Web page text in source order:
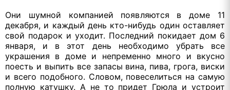
Они шумной компанией появляются в доме 11
декабря, и каждый день кто-нибудь один оставляет
свой подарок и уходит. Последний покидает дом 6
января, и в этот день необходимо убрать все
украшения в доме и непременно много и вкусно
поесть и выпить все запасы вина, пива, грога, виски
и всего подобного. Словом, повеселиться на самую
полную катушку. А не то придет Грюла и устроит